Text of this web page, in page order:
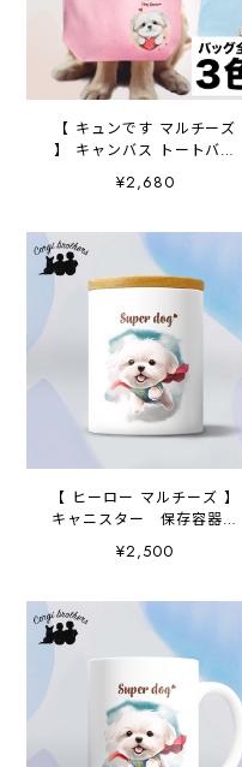
【 キュンです マルチーズ
】 キャンバス トートバッ
グ 犬 ペット うちの
子 プレゼント ギフト
¥2,680
【 ヒーロー マルチーズ 】
キャニスター 保存容器
お家用 プレゼント 犬
ペット うちの子 犬グッ
¥2,500